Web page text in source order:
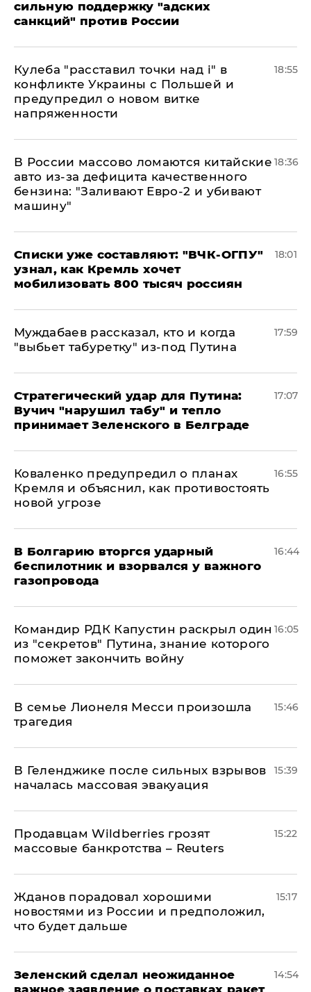
сильную поддержку "адских
санкций" против России
Кулеба "расставил точки над і" в
конфликте Украины с Польшей и
предупредил о новом витке
напряженности
18:55
В России массово ломаются китайские
авто из-за дефицита качественного
бензина: "Заливают Евро-2 и убивают
машину"
18:36
Списки уже составляют: "ВЧК-ОГПУ"
узнал, как Кремль хочет
мобилизовать 800 тысяч россиян
18:01
Муждабаев рассказал, кто и когда
"выбьет табуретку" из-под Путина
17:59
Стратегический удар для Путина:
Вучич "нарушил табу" и тепло
принимает Зеленского в Белграде
17:07
Коваленко предупредил о планах
Кремля и объяснил, как противостоять
новой угрозе
16:55
В Болгарию вторгся ударный
беспилотник и взорвался у важного
газопровода
16:44
Командир РДК Капустин раскрыл один
из "секретов" Путина, знание которого
поможет закончить войну
16:05
В семье Лионеля Месси произошла
трагедия
15:46
В Геленджике после сильных взрывов
началась массовая эвакуация
15:39
Продавцам Wildberries грозят
массовые банкротства – Reuters
15:22
Жданов порадовал хорошими
новостями из России и предположил,
что будет дальше
15:17
Зеленский сделал неожиданное
важное заявление о поставках ракет
14:54